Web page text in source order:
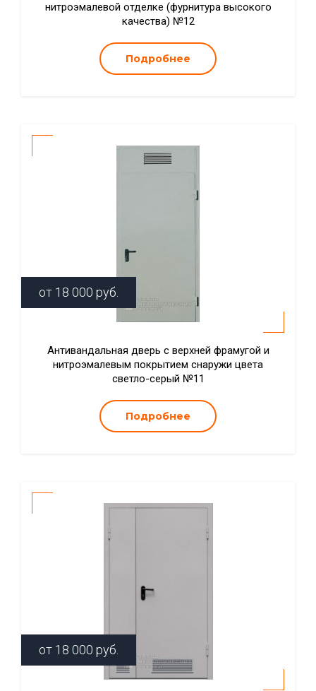
нитроэмалевой отделке (фурнитура высокого
качества) №12
Подробнее
от 18 000 руб.
Антивандальная дверь с верхней фрамугой и
нитроэмалевым покрытием снаружи цвета
светло-серый №11
Подробнее
от 18 000 руб.